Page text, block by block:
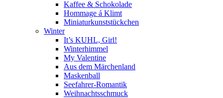
Kaffee & Schokolade
Hommage á Klimt
Miniaturkunststückchen
Winter
It’s KUHL, Girl!
Winterhimmel
My Valentine
Aus dem Märchenland
Maskenball
Seefahrer-Romantik
Weihnachtsschmuck